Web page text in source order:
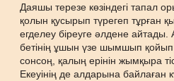
Даяшы терезе көзіндегі тапал
қолын қусырып түрегеп тұрған
егделеу біреуге әлдене
бетінің ұшын үзе шымшып қойып
сонсоң, қалың ерінін жымқыра
Екеуінің де алдарына